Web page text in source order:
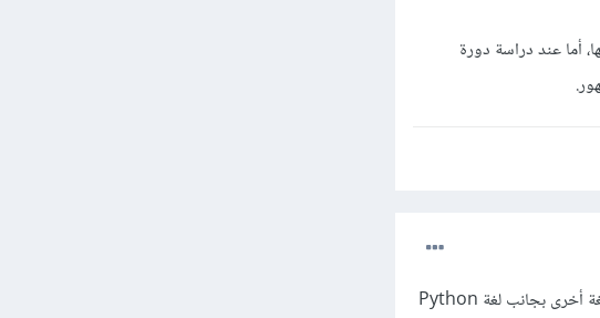
أما عند دراسة دورة
بالطبع يمكنك تعلم لغات أخرى كما أشار المدربين ، لكن من وجهة نظري الخاصة لا أنصح بتعلم لغة أخرى بجانب لغة Python